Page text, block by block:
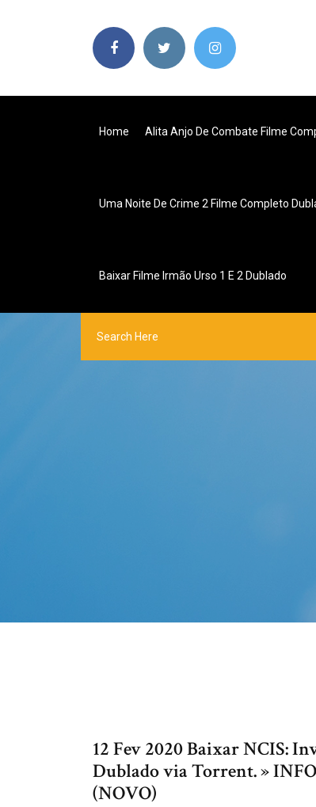
Home Alita Anjo De Combate Filme
Uma Noite De Crime 2 Filme Completo
Baixar Filme Irmão Urso 1 E 2 Dublado
12 Fev 2020 Baixar NCIS:
Dublado via Torrent. »
(NOVO)